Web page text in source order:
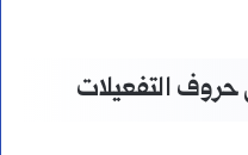
حروف التفعيلات